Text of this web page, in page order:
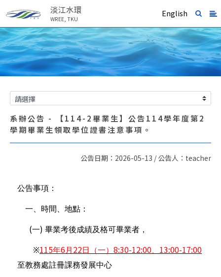
淡江水環
WREE, TKU
English
系辦公告 - 【114-2畢業生】公告114學年度第2
學期畢業生領取學位證書注意事項。
公告日期：2026-05-13 / 公告人：teacher
公告事項：
一、 時間、地點：
(一) 畢業考後成績及格可畢業者，
※115年6月 22日（一） 8:30-12:00 13:00-17:00
至教務處註冊課務發展中心